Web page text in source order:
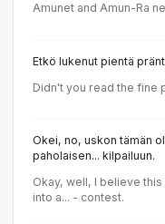
Amunet and Amun-Ra
Etkö lukenut pientä
Didn't you read the fine
Okei, no, uskon tämän
paholaisen... kilpailuun.
Okay, well, I believe
into a... - contest.